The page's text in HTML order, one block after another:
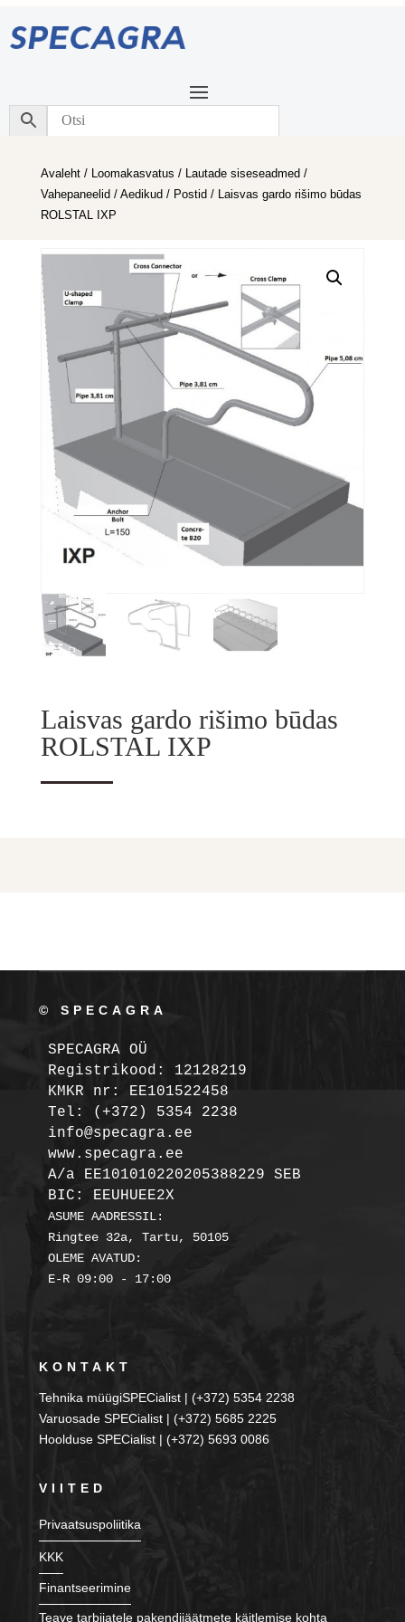
Avaleht/ Loomakasvatus / Lautade siseseadmed /
Vahepaneelid / Aedikud / Postid / Laisvas gardo rišimo būdas
ROLSTAL IXP
Laisvas gardo rišimo būdas
ROLSTAL IXP
© SPECAGRA
SPECAGRA OÜ
Registrikood: 12128219
KMKR nr: EE101522458
Tel: (+372) 5354 2238
info@specagra.ee
A/a EE101010220205388229 SEB
BIC: EEUHUEE2X
ASUME AADRESSIL:
Ringtee 32a, Tartu, 50105
OLEME AVATUD:
E-R 09:00 - 17:00
KONTAKT
Tehnika müügiSPECialist | (+372) 5354 2238
Varuosade SPECialist | (+372) 5685 2225
Hoolduse SPECialist | (+372) 5693 0086
VIITED
Privaatsuspoliitika
KKK
Finantseerimine
Teave tarbijatele pakendijäätmete käitlemise kohta